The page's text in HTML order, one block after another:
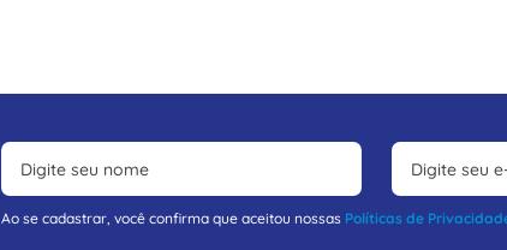
Ao se cadastrar, você confirma que aceitou nossas Políticas de